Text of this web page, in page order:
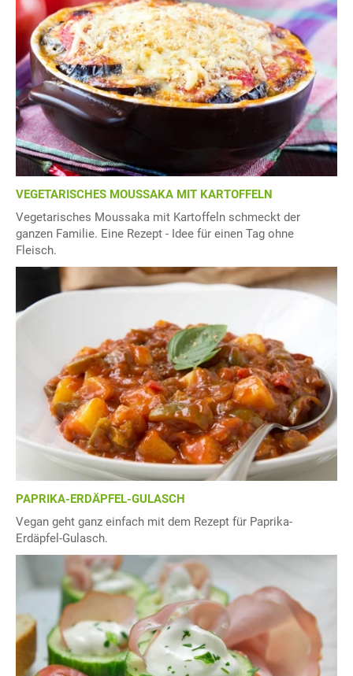
VEGETARISCHES MOUSSAKA MIT KARTOFFELN
Vegetarisches Moussaka mit Kartoffeln schmeckt der
ganzen Familie. Eine Rezept - Idee für einen Tag ohne
Fleisch.
PAPRIKA-ERDÄPFEL-GULASCH
Vegan geht ganz einfach mit dem Rezept für Paprika-
Erdäpfel-Gulasch.